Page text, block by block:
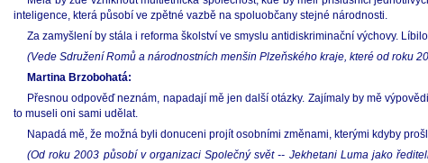
inteligence, která působí ve zpětné vazbě na spoluobčany stejné národnosti.
Za zamyšlení by stála i reforma školství ve smyslu antidiskriminační výchovy.
(Vede Sdružení Romů a národnostních menšin Plzeňského kraje, které od roku
Martina Brzobohatá:
Přesnou odpověď neznám, napadají mě jen další otázky. Zajímaly by mě
to museli oni sami udělat.
Napadá mě, že možná byli donuceni projít osobními změnami, kterými kdyby
(Od roku 2003 působí v organizaci Společný svět -- Jekhetani Luma jako